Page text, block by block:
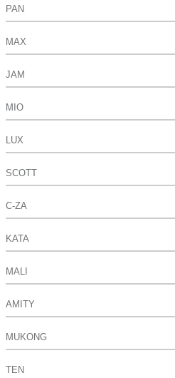
PAN
MAX
JAM
MIO
LUX
SCOTT
C-ZA
KATA
MALI
AMITY
MUKONG
TEN